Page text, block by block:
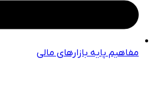
مفاهیم پایه بازارهای مالی